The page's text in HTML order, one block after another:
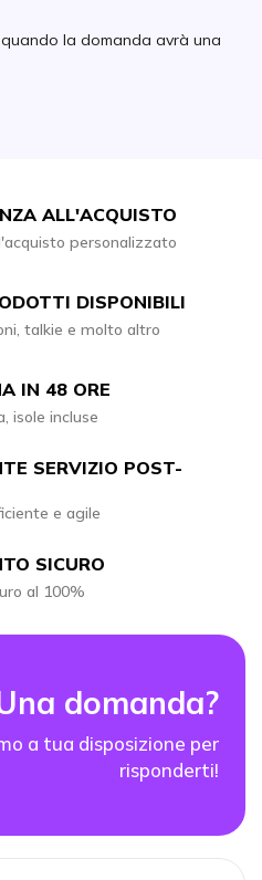
la domanda avrà una
ALL'ACQUISTO
personalizzato
DISPONIBILI
talkie e molto altro
IN 48 ORE
isole incluse
SERVIZIO POST-
e agile
SICURO
al 100%
domanda?
a tua disposizione per
risponderti!